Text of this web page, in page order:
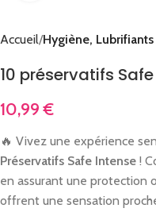
Accueil Hygiène,
10 préservatifs
10,99€
🔥 Vivez une expérience
Préservatifs Safe Intense !
en assurant une protection
offrent une sensation